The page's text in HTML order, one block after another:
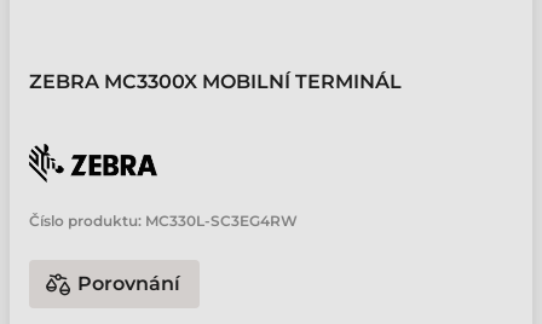
ZEBRA MC3300X MOBILNÍ TERMINÁL
Číslo produktu: MC330L-SC3EG4RW
Porovnání